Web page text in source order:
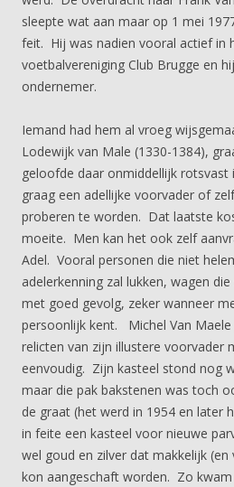
sleepte wat aan maar op 1 mei
feit. Hij was nadien vooral actief in
voetbalvereniging Club Brugge en
ondernemer.
Iemand had hem al vroeg
Lodewijk van Male (1330-1384),
geloofde daar onmiddellijk
graag een adellijke voorvader of
proberen te worden. Dat laatste
moeite. Men kan het ook zelf
Adel. Vooral personen die niet
adelerkenning zal lukken, wagen
met goed gevolg, zeker wanneer
persoonlijk kent. Michel Van
relicten van zijn illustere voorvader
eenvoudig. Zijn kasteel stond nog
maar die pak bakstenen was toch
de graat (het werd in 1954 en later
in feite een kasteel voor nieuwe
wel goud en zilver dat makkelijk
kon aangeschaft worden. Zo